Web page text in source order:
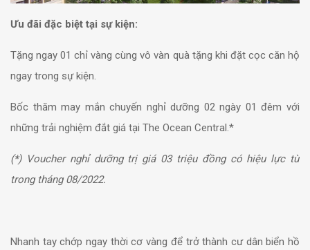
Ưu đãi đặc biệt tại sự kiện:
Tặng ngay 01 chỉ vàng cùng vô vàn quà tặng khi đặt cọc căn hộ
ngay trong sự kiện.
Bốc thăm may mắn chuyến nghỉ dưỡng 02 ngày 01 đêm với
những trải nghiệm đắt giá tại The Ocean Central.*
(*) Voucher nghỉ dưỡng trị giá 03 triệu đồng có hiệu lực từ
trong tháng 08/2022.
Nhanh tay chớp ngay thời cơ vàng để trở thành cư dân biển hồ